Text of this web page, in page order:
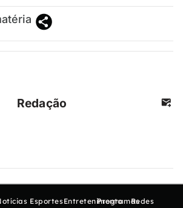
Redação
EsportesEntretenimento
ProgramasRedes